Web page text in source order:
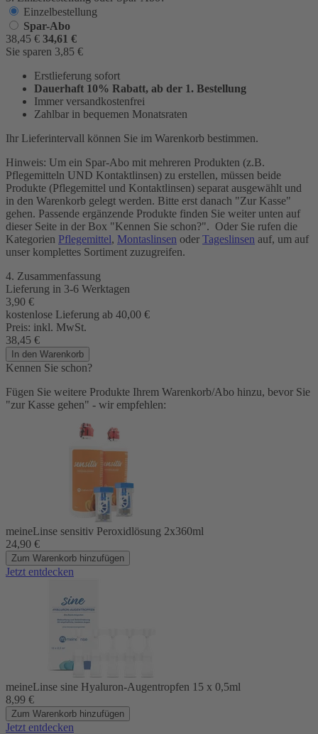
Einzelbestellung
Spar-Abo
38,45 € 34,61 €
Sie sparen 3,85 €
Erstlieferung sofort
Dauerhaft 10% Rabatt, ab der 1. Bestellung
Immer versandkostenfrei
Zahlbar in bequemen Monatsraten
Ihr Lieferintervall können Sie im Warenkorb bestimmen.
Hinweis: Um ein Spar-Abo mit mehreren Produkten (z.B.
Pflegemitteln UND Kontaktlinsen) zu erstellen, müssen beide
Produkte (Pflegemittel und Kontaktlinsen) separat ausgewählt und
in den Warenkorb gelegt werden. Bitte erst danach "Zur Kasse"
gehen. Passende ergänzende Produkte finden Sie weiter unten auf
dieser Seite in der Box "Kennen Sie schon?". Oder Sie rufen die
Kategorien Pflegemittel, Montaslinsen oder Tageslinsen auf, um auf
unser komplettes Sortiment zuzugreifen.
4. Zusammenfassung
Lieferung in 3-6 Werktagen
3,90 €
kostenlose Lieferung ab 40,00 €
Preis: inkl. MwSt.
38,45 €
In den Warenkorb
Kennen Sie schon?
Fügen Sie weitere Produkte Ihrem Warenkorb/Abo hinzu, bevor Sie
"zur Kasse gehen" - wir empfehlen:
meineLinse sensitiv Peroxidlösung 2x360ml
24,90 €
Zum Warenkorb hinzufügen
Jetzt entdecken
meineLinse sine Hyaluron-Augentropfen 15 x 0,5ml
8,99 €
Zum Warenkorb hinzufügen
Jetzt entdecken